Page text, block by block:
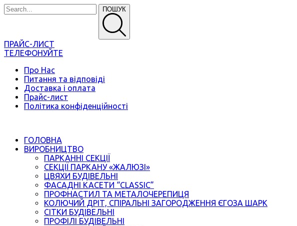
ПОШУК
ПРАЙС-ЛИСТ
ТЕЛЕФОНУЙТЕ
Про Нас
Питання та відповіді
Доставка і оплата
Прайс-лист
Політика конфіденційності
ГОЛОВНА
ВИРОБНИЦТВО
ПАРКАННІ СЕКЦІЇ
СЕКЦІЇ ПАРКАНУ «ЖАЛЮЗІ»
ЦВЯХИ БУДІВЕЛЬНІ
ФАСАДНІ КАСЕТИ “CLASSIC”
ПРОФНАСТИЛ ТА МЕТАЛОЧЕРЕПИЦЯ
КОЛЮЧИЙ ДРІТ, СПІРАЛЬНІ ЗАГОРОДЖЕННЯ ЄГОЗА ШАРК
СІТКИ БУДІВЕЛЬНІ
ПРОФІЛІ БУДІВЕЛЬНІ